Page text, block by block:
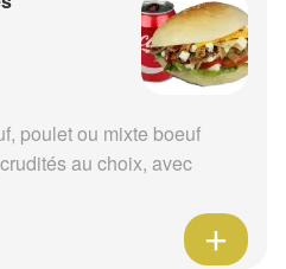
poulet ou mixte boeuf
au choix, avec